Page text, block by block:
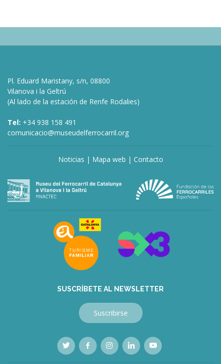
Pl. Eduard Maristany, s/n, 08800
Vilanova i la Geltrú
(Al lado de la estación de Renfe Rodalies)
Tel: +34 938 158 491
comunicacio@museudelferrocarril.org
Noticias | Mapa web | Contacto
SUSCRÍBETE AL NEWSLETTER
Suscribirse